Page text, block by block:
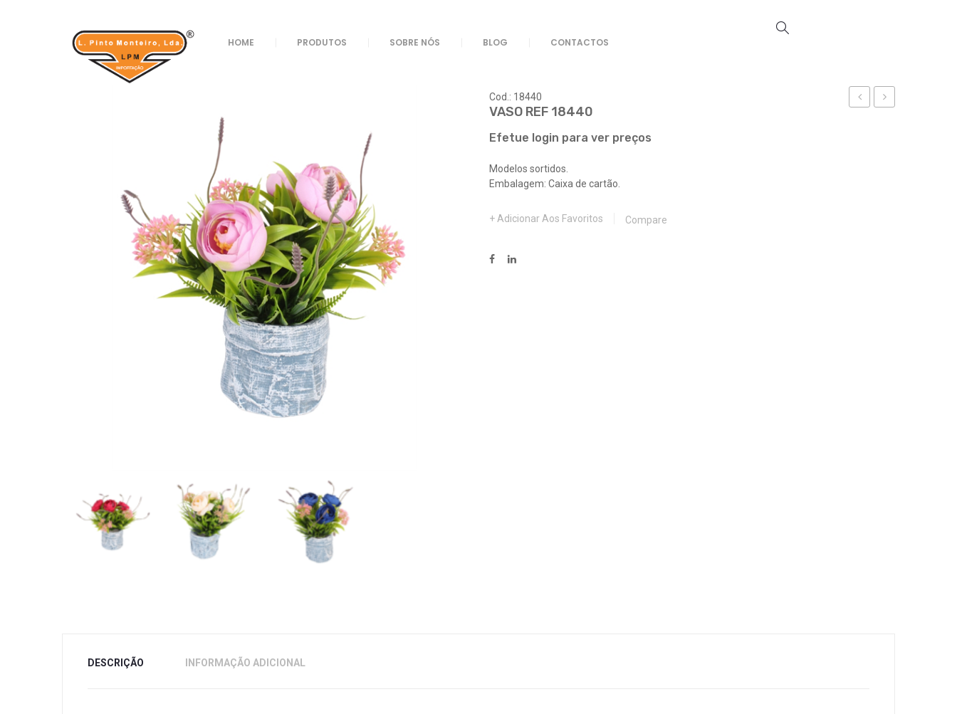
HOME PRODUTOS SOBRE NÓS BLOG CONTACTOS
Loja /Decoração /Vasos
Cod.: 18440
VASO REF 18440
Efetue login para ver preços
Modelos sortidos.
Embalagem: Caixa de cartão.
Adicionar Aos Favoritos Compare
DESCRIÇÃO INFORMAÇÃO ADICIONAL